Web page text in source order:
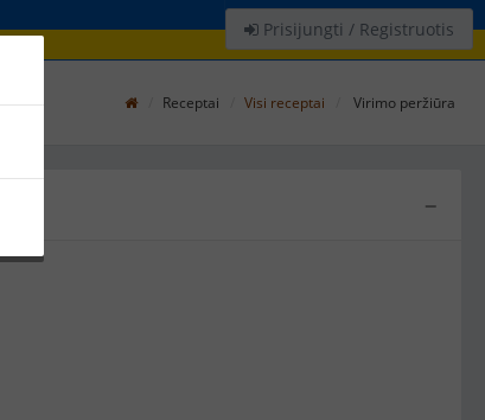
Prisijungti / Registruotis
Receptai Visi receptai Virimo peržiūra
−